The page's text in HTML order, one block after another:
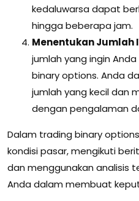
kedaluwarsa dapat
hingga beberapa jam.
Menentukan Jumlah
jumlah yang ingin
binary options. Anda
jumlah yang kecil dan
dengan pengalaman
Dalam trading binary
kondisi pasar, mengikuti
dan menggunakan analisis
Anda dalam membuat